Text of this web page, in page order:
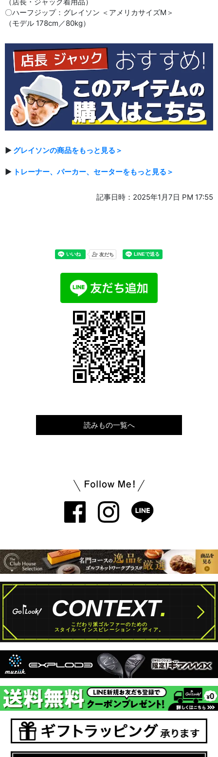
（店長・ジャック着用品）
〇ハーフジップ：グレイソン ＜アメリカサイズM＞
（モデル 178cm／80kg）
▶ グレイソンの商品をもっと見る＞
▶ トレーナー、パーカー、セーターをもっと見る＞
記事日時：2025年1月7日 PM 17:55
読みもの一覧へ